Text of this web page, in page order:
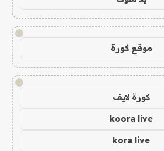
!
موقع كورة
!
كورة لايف
koora live
kora live